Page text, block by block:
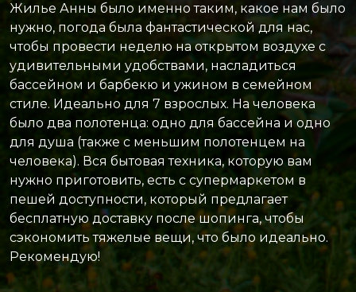
Жилье Анны было именно таким, какое нам было
нужно, погода была фантастической для нас,
чтобы провести неделю на открытом воздухе с
удивительными удобствами, насладиться
бассейном и барбекю и ужином в семейном
стиле. Идеально для 7 взрослых. На человека
было два полотенца: одно для бассейна и одно
для душа (также с меньшим полотенцем на
человека). Вся бытовая техника, которую вам
нужно приготовить, есть с супермаркетом в
пешей доступности, который предлагает
бесплатную доставку после шопинга, чтобы
сэкономить тяжелые вещи, что было идеально.
Рекомендую!